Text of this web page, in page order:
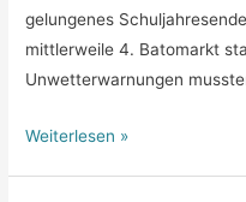
gelungenes
mittlerweile 4. Batomarkt
Unwetterwarnungen
Bericht
Weiterlesen »